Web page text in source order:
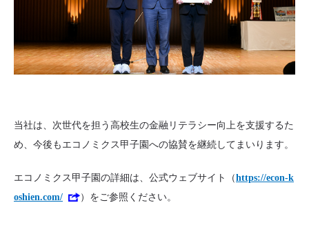
当社は、次世代を担う高校生の金融リテラシー向上を支援するた
め、今後もエコノミクス甲子園への協賛を継続してまいります。
エコノミクス甲子園の詳細は、公式ウェブサイト（https://econ-k
oshien.com/
）をご参照ください。